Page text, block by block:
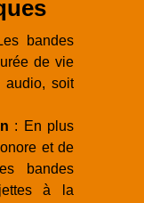
bandes
de vie
audio, soit
: En plus
et de
bandes
à la